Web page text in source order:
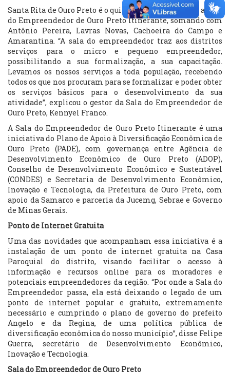
Santa Rita de Ouro Preto é o quinto distrito a receber a Sala
do Empreendedor de Ouro Preto Itinerante, somando com
Antônio Pereira, Lavras Novas, Cachoeira do Campo e
Amarantina. “A sala do empreendedor traz aos distritos
serviços para o micro e pequeno empreendedor,
possibilitando a sua formalização, a sua capacitação.
Levamos os nossos serviços a toda população, recebendo
todos os que nos procuram para se formalizar e poder obter
os serviços básicos para o desenvolvimento da sua
atividade”, explicou o gestor da Sala do Empreendedor de
Ouro Preto, Kennyel Franco.
A Sala do Empreendedor de Ouro Preto Itinerante é uma
iniciativa do Plano de Apoio à Diversificação Econômica de
Ouro Preto (PADE), com governança entre Agência de
Desenvolvimento Econômico de Ouro Preto (ADOP),
Conselho de Desenvolvimento Econômico e Sustentável
(CONDES) e Secretaria de Desenvolvimento Econômico,
Inovação e Tecnologia, da Prefeitura de Ouro Preto, com
apoio da Samarco e parceria da Jucemg, Sebrae e Governo
de Minas Gerais.
Ponto de Internet Gratuita
Uma das novidades que acompanham essa iniciativa é a
instalação de um ponto de internet gratuita na Casa
Paroquial do distrito, visando facilitar o acesso à
informação e recursos online para os moradores e
potenciais empreendedores da região. “Por onde a Sala do
Empreendedor passa, ela está deixando o legado de um
ponto de internet popular e gratuito, extremamente
necessário e cumprindo o plano de governo do prefeito
Angelo e da Regina, de uma política pública de
diversificação econômica do nosso município”, disse Felipe
Guerra, secretário de Desenvolvimento Econômico,
Inovação e Tecnologia.
Sala do Empreendedor de Ouro Preto